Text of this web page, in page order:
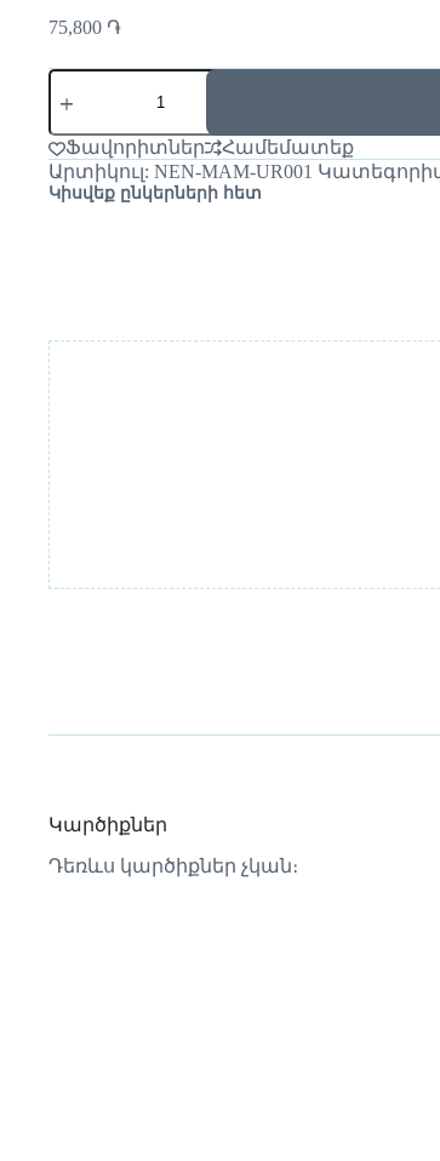
75,800 ֏
Ֆավորիտներ
Համեմատեք
Արտիկուլ: NEN-MAM-UR001
Կիսվեք ընկերների հետ
Կարծիքներ
Դեռևս կարծիքներ չկան։